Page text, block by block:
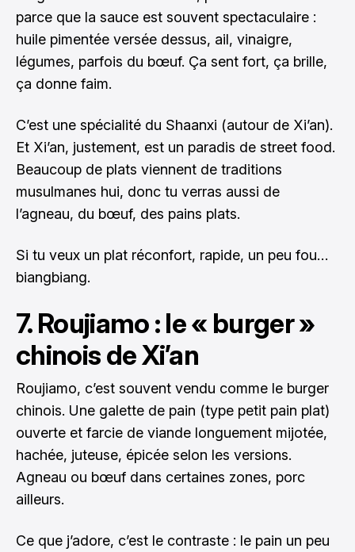
parce que la sauce est souvent spectaculaire :
huile pimentée versée dessus, ail, vinaigre,
légumes, parfois du bœuf. Ça sent fort, ça brille,
ça donne faim.
C’est une spécialité du Shaanxi (autour de Xi’an).
Et Xi’an, justement, est un paradis de street food.
Beaucoup de plats viennent de traditions
musulmanes hui, donc tu verras aussi de
l’agneau, du bœuf, des pains plats.
Si tu veux un plat réconfort, rapide, un peu fou…
biangbiang.
7. Roujiamo : le « burger »
chinois de Xi’an
Roujiamo, c’est souvent vendu comme le burger
chinois. Une galette de pain (type petit pain plat)
ouverte et farcie de viande longuement mijotée,
hachée, juteuse, épicée selon les versions.
Agneau ou bœuf dans certaines zones, porc
ailleurs.
Ce que j’adore, c’est le contraste : le pain un peu